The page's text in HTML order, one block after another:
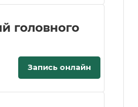
головного
Запись онлайн